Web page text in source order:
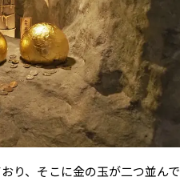
り、そこに金の玉が二つ並んで